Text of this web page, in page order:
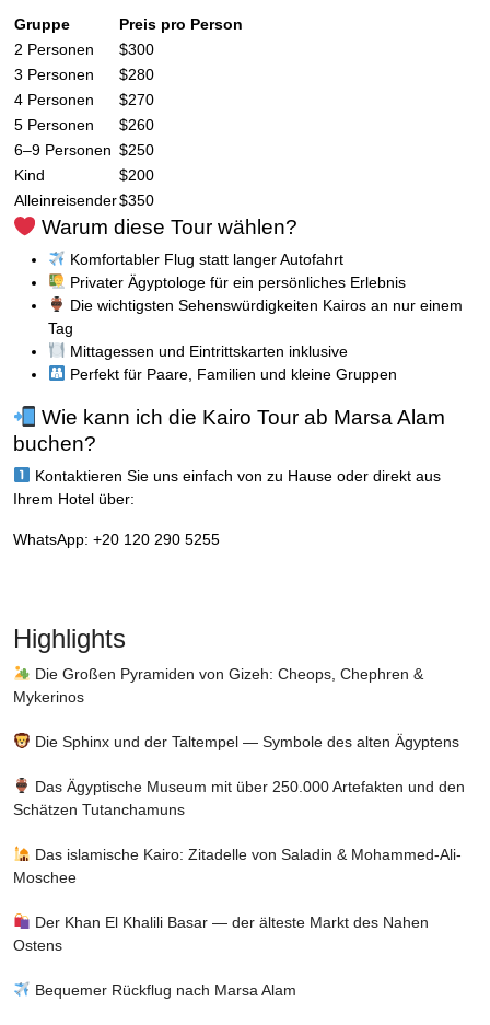
Gruppe
Preis pro Person
2 Personen
$300
3 Personen
$280
4 Personen
$270
5 Personen
$260
6–9 Personen $250
Kind
$200
Alleinreisender$350
Warum diese Tour wählen?
Komfortabler Flug statt langer Autofahrt
Privater Ägyptologe für ein persönliches Erlebnis
Die wichtigsten Sehenswürdigkeiten Kairos an nur einem
Tag
Mittagessen und Eintrittskarten inklusive
Perfekt für Paare, Familien und kleine Gruppen
Wie kann ich die Kairo Tour ab Marsa Alam
buchen?
Kontaktieren Sie uns einfach von zu Hause oder direkt aus
Ihrem Hotel über:
WhatsApp: +20 120 290 5255
Highlights
Die Großen Pyramiden von Gizeh: Cheops, Chephren &
Mykerinos
Die Sphinx und der Taltempel — Symbole des alten Ägyptens
Das Ägyptische Museum mit über 250.000 Artefakten und den
Schätzen Tutanchamuns
Das islamische Kairo: Zitadelle von Saladin & Mohammed-Ali-
Moschee
Der Khan El Khalili Basar — der älteste Markt des Nahen
Ostens
Bequemer Rückflug nach Marsa Alam